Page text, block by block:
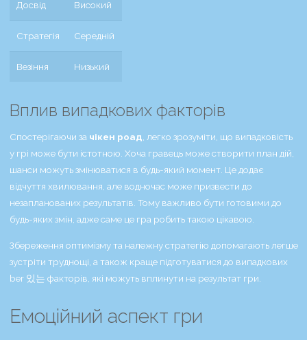
Досвід Високий
Стратегія Середній
Везіння Низький
Вплив випадкових факторів
Спостерігаючи за чікен роад , легко зрозуміти, що випадковість
у грі може бути істотною. Хоча гравець може створити план дій,
шанси можуть змінюватися в будь-який момент. Це додає
відчуття хвилювання, але водночас може призвести до
незапланованих результатів. Тому важливо бути готовими до
будь-яких змін, адже саме це гра робить такою цікавою.
Збереження оптимізму та належну стратегію допомагають легше
зустріти труднощі, а також краще підготуватися до випадкових
ber 있는 факторів, які можуть вплинути на результат гри.
Емоційний аспект гри